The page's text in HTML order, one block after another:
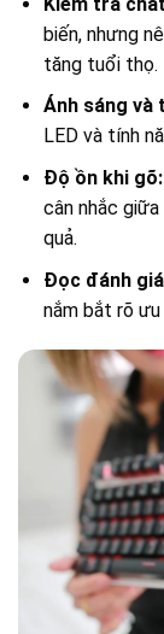
biến, nhưng
tăng tuổi thọ.
Ánh sáng và
LED và tính
Độ ồn khi gõ:
cân nhắc
quả.
Đọc đánh
nắm bắt rõ